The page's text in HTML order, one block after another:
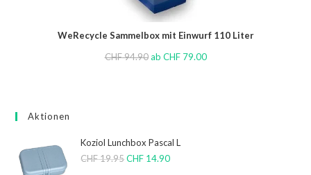
WeRecycle Sammelbox mit Einwurf 110 Liter
CHF94.90 ab CHF79.00
Aktionen
Koziol Lunchbox Pascal L
CHF19.95 CHF 14.90